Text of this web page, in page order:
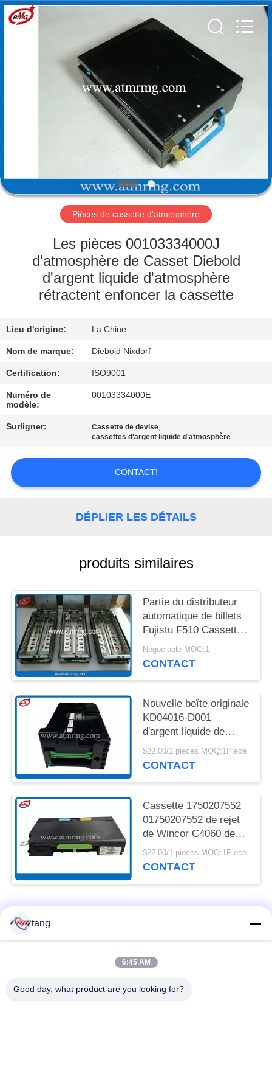
ACCUEIL
PRODUITS
DE
NOUS
VISITE
L'USINE
QUALITÉ
CONTACTEZ-
NOUS
NOUVELLES
LES
AFFAIRES
PLAN
DU
SITE
POLITIQUE
DE
CONFIDENTIALITÉ
Guang
Science
Pièces de cassette d'atmosphère
Les pièces 00103334000J
d'atmosphère de Casset Diebold
d'argent liquide d'atmosphère
rétractent enfoncer la cassette
Lieu d'origine: La Chine
Nom de marque: Diebold Nixdorf
Certification: ISO9001
Numéro de
modèle:
00103334000E
Surligner: Cassette de devise,
cassettes d'argent liquide d'atmosphère
CONTACT!
DÉPLIER LES DÉTAILS
produits similaires
Partie du distributeur
automatique de billets
Fujistu F510 Cassettes
de trésorerie KD03300-
C700 King Teller
Négociable MOQ:1
CONTACT
Nouvelle boîte originale
KD04016-D001
d'argent liquide de
Fujitsu GSR50 de
pièces d'atmosphère
$22.00/1 pieces MOQ:1Piece
CONTACT
Cassette 1750207552
01750207552 de rejet
de Wincor C4060 de
pièces de l'atmosphère
ISO9001
$22.00/1 pieces MOQ:1Piece
CONTACT
Catégories populaires
pièces de machine
tang
6:45 AM
Good day, what product are you looking for?